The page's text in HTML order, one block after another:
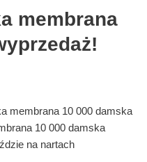
membrana
membrana 10 000 damska
10 000 damska
na nartach